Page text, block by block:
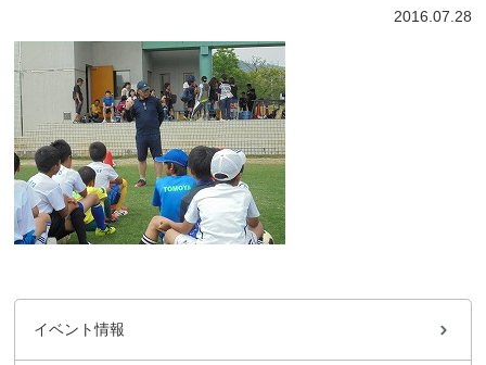
2016.07.28
イベント情報